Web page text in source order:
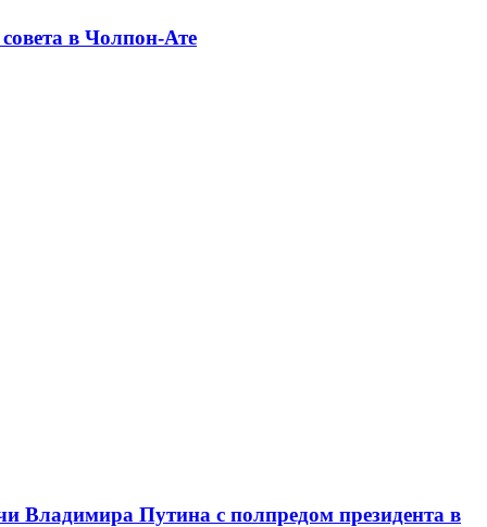
в Чолпон-Ате
Владимира Путина с полпредом президента в